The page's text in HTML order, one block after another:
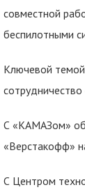
совместной
беспилотными
Ключевой
С «КАМАЗом»
«Верстакофф»
С Центром